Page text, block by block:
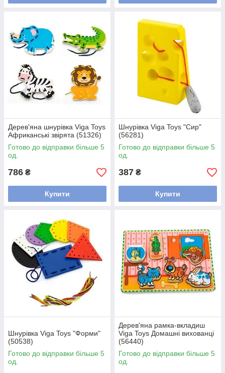
Дерев'яна шнурівка Viga Toys
Африканські звірята (51326)
Готово до відправки більше 5
од.
786 ₴
Купити
Шнурівка Viga Toys "Сир"
(56281)
Готово до відправки більше 5
од.
387 ₴
Купити
Шнурівка Viga Toys "Форми"
(50538)
Готово до відправки більше 5
од.
Дерев'яна рамка-вкладиш
Viga Toys Домашні вихованці
(56440)
Готово до відправки більше 5
од.